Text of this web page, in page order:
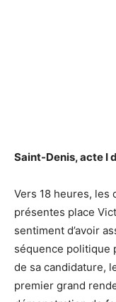
Saint-Denis, acte I
Vers 18 heures, les
présentes place
sentiment d’avoir
séquence politique
de sa candidature,
premier grand